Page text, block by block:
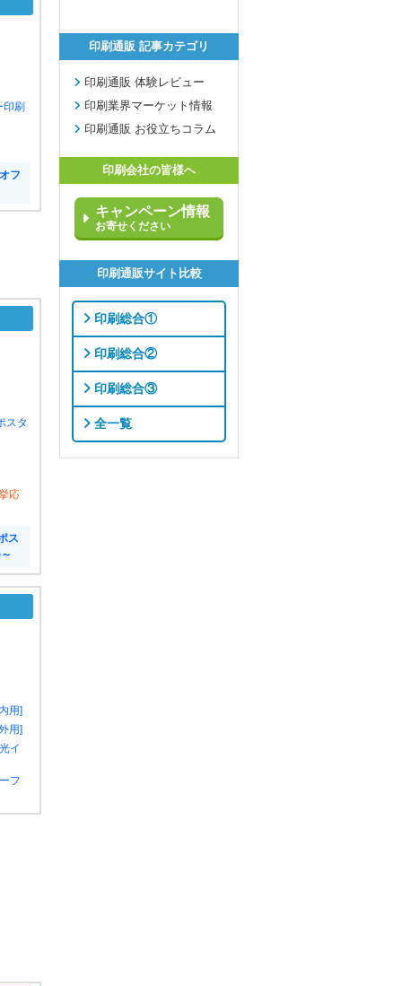
印刷
フ
スタ
応
ス
用]
用]
イ
フ
印刷通販 記事カテゴリ
印刷通販 体験レビュー
印刷業界マーケット情報
印刷通販 お役立ちコラム
印刷会社の皆様へ
キャンペーン情報
お寄せください
印刷通販サイト比較
印刷総合①
印刷総合②
印刷総合③
全一覧